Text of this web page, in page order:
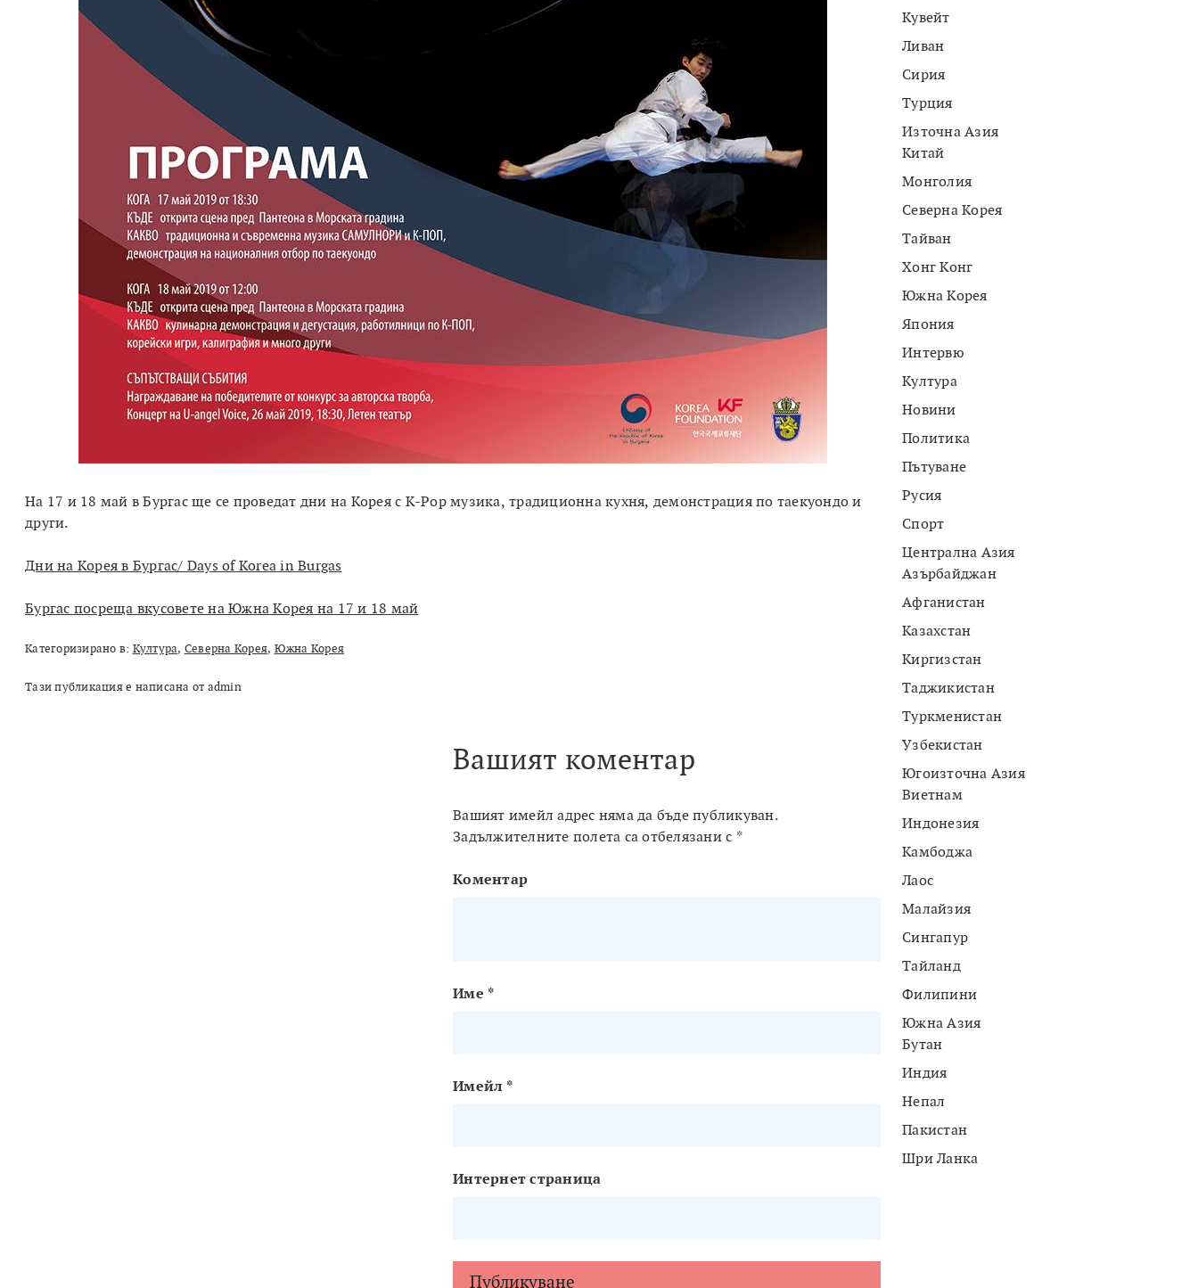
На 17 и 18 май в Бургас ще се проведат дни на Корея с K-Pop музика, традиционна кухня, демонстрация по таекуондо и
други.
Дни на Корея в Бургас/ Days of Korea in Burgas
Бургас посреща вкусовете на Южна Корея на 17 и 18 май
Категоризирано в: Култура, Северна Корея, Южна Корея
Тази публикация е написана от admin
Вашият коментар
Вашият имейл адрес няма да бъде публикуван.
Задължителните полета са отбелязани с *
Коментар
Име *
Имейл *
Интернет страница
Кувейт
Ливан
Сирия
Турция
Източна Азия
Китай
Монголия
Северна Корея
Тайван
Хонг Конг
Южна Корея
Япония
Интервю
Култура
Новини
Политика
Пътуване
Русия
Спорт
Централна Азия
Азърбайджан
Афганистан
Казахстан
Киргизстан
Таджикистан
Туркменистан
Узбекистан
Югоизточна Азия
Виетнам
Индонезия
Камбоджа
Лаос
Малайзия
Сингапур
Тайланд
Филипини
Южна Азия
Бутан
Индия
Непал
Пакистан
Шри Ланка